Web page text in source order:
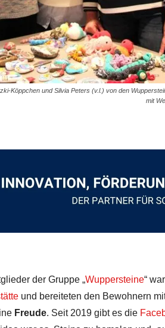
Köppchen und Silvia Peters (v.l.) von den
mit
der Gruppe „Wuppersteine“
und bereiteten den Bewohnern
Freude. Seit 2019 gibt es die